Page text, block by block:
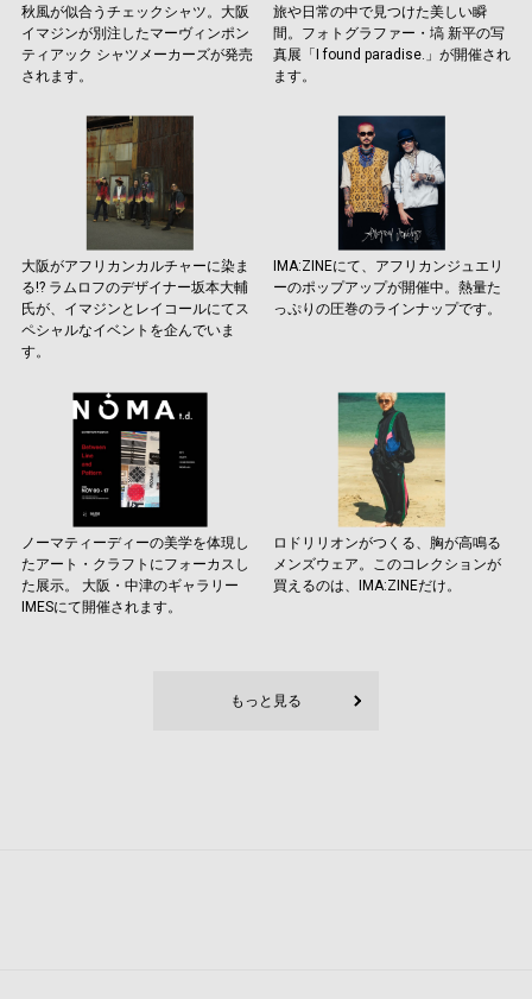
秋風が似合うチェックシャツ。大阪
イマジンが別注したマーヴィンポン
ティアック シャツメーカーズが発売
されます。
旅や日常の中で見つけた美しい瞬
間。フォトグラファー・塙 新平の写
真展「I found paradise.」が開催され
ます。
大阪がアフリカンカルチャーに染ま
る!? ラムロフのデザイナー坂本大輔
氏が、イマジンとレイコールにてス
ペシャルなイベントを企んでいま
す。
IMA:ZINEにて、アフリカンジュエリ
ーのポップアップが開催中。熱量た
っぷりの圧巻のラインナップです。
ノーマティーディーの美学を体現し
たアート・クラフトにフォーカスし
た展示。 大阪・中津のギャラリー
IMESにて開催されます。
ロドリリオンがつくる、胸が高鳴る
メンズウェア。このコレクションが
買えるのは、IMA:ZINEだけ。
もっと見る